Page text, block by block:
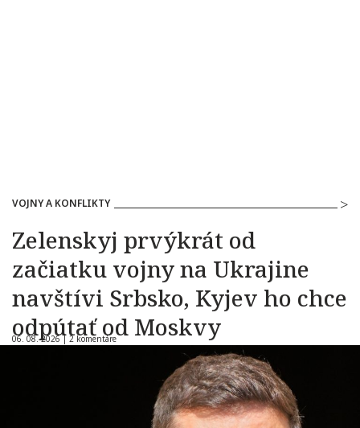
VOJNY A KONFLIKTY
Zelenskyj prvýkrát od
začiatku vojny na Ukrajine
navštívi Srbsko, Kyjev ho chce
odpútať od Moskvy
06. 08. 2026 | 2 komentáre